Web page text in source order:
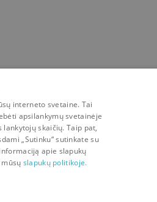
interneto svetaine. Tai
apsilankymų svetainėje
skaičių. Taip pat,
„Sutinku“ sutinkate su
apie slapukų
slapukų politikoje.